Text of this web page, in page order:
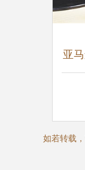
亚
者
如若转载